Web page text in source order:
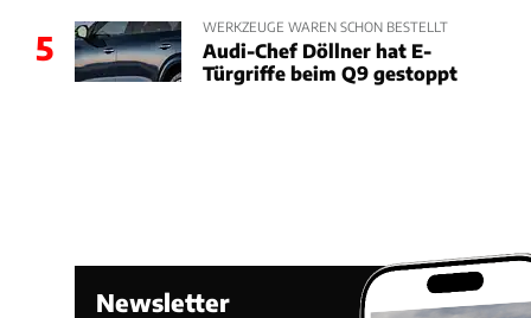
5
WERKZEUGE WAREN SCHON BESTELLT
Audi-Chef Döllner hat E-
Türgriffe beim Q9 gestoppt
Newsletter